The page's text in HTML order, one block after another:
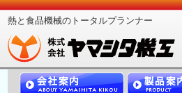
熱と食品機械のトータルプランナー